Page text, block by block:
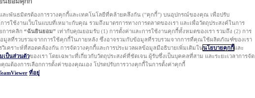
และพันธมิตรต้องการวางคุกกี้และเทคโนโลยีที่คล้ายคลึงกัน (“คุกกี้”) บนอุปกรณ์ของคุณ เพื่อปรับ
ารใช้งานเว็บในแบบที่เหมาะกับคุณ รวมถึงมาตรการทางการตลาดของเรา และเพื่อวัตถุประสงค์ในการ
การคลิก “ฉันยินยอม” เท่ากับคุณยอมรับ (1) การตั้งค่าและการใช้งานคุกกี้ทั้งหมดของเรา รวมถึง (2) การ
มูลที่รวบรวมจากการใช้คุกกี้ในภายหลัง ซึ่งอาจรวมกับข้อมูลที่รวบรวมจากการที่คุณใช้ผลิตภัณฑ์ของเรา
วิเคราะห์ที่สอดคล้องกัน การจัดวางคุกกี้และการประมวลผลข้อมูลมีอธิบายเพิ่มเติมในนโยบายคุกกี้และ
เป็นส่วนตัวของเรา โดยเฉพาะที่เกี่ยวกับวัตถุประสงค์ที่ชัดเจน ผู้รับซึ่งเป็นบุคคลที่สาม และระยะเวลาการจัด
คุณต้องการเลือกการตั้งค่าของคุณเอง โปรดปรับการวางคุกกี้ในการตั้งค่าคุกกี้
ที่อยู่